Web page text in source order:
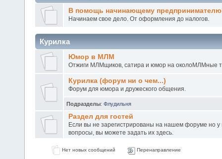
В помощь начинающему предпринимателю
Начинаем свое дело. От оформления до налогов.
Курилка
Юмор в МЛМ
Отжиги МЛМщиков, сатира и юмор на околоМЛМные
Курилка (форум ни о чем...)
Форум для юмора и дружеского общения.
Подразделы: Флудильня
Раздел для гостей
Если вы не зарегистрированы на нашем форуме но у
вопросы, вы можете задать их здесь.
Нет новых сообщений Перенаправление